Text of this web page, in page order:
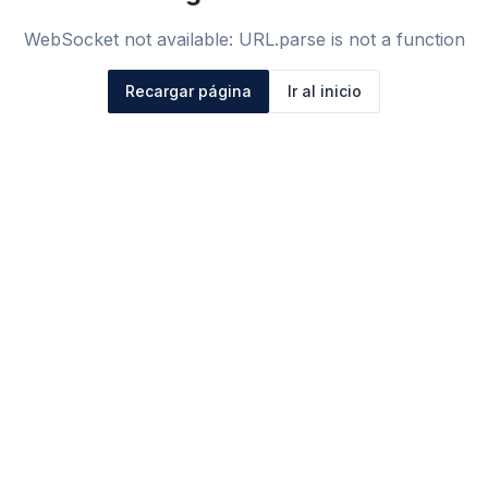
WebSocket not available: URL.parse is not a function
Recargar página Ir al inicio